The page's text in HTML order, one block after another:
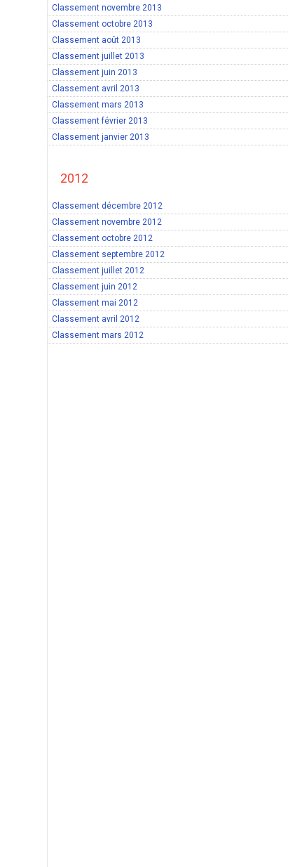
Classement novembre 2013
Classement octobre 2013
Classement août 2013
Classement juillet 2013
Classement juin 2013
Classement avril 2013
Classement mars 2013
Classement février 2013
Classement janvier 2013
2012
Classement décembre 2012
Classement novembre 2012
Classement octobre 2012
Classement septembre 2012
Classement juillet 2012
Classement juin 2012
Classement mai 2012
Classement avril 2012
Classement mars 2012